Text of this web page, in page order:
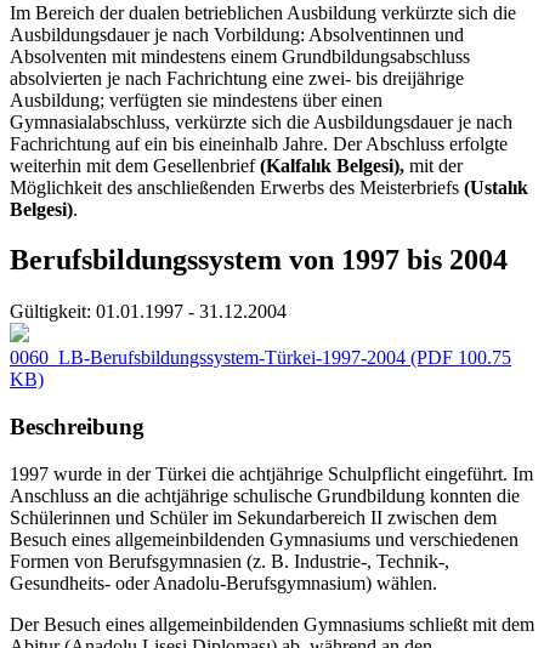
Im Bereich der dualen betrieblichen Ausbildung verkürzte sich die
Ausbildungsdauer je nach Vorbildung: Absolventinnen und
Absolventen mit mindestens einem Grundbildungsabschluss
absolvierten je nach Fachrichtung eine zwei- bis dreijährige
Ausbildung; verfügten sie mindestens über einen
Gymnasialabschluss, verkürzte sich die Ausbildungsdauer je nach
Fachrichtung auf ein bis eineinhalb Jahre. Der Abschluss erfolgte
weiterhin mit dem Gesellenbrief(Kalfalık Belgesi), mit der
Möglichkeit des anschließenden Erwerbs des Meisterbriefs (Ustalık
Belgesi).
Berufsbildungssystem von 1997 bis 2004
Gültigkeit: 01.01.1997 - 31.12.2004
0060_LB-Berufsbildungssystem-Türkei-1997-2004 (PDF 100.75
KB)
Beschreibung
1997 wurde in der Türkei die achtjährige Schulpflicht eingeführt. Im
Anschluss an die achtjährige schulische Grundbildung konnten die
Schülerinnen und Schüler im Sekundarbereich II zwischen dem
Besuch eines allgemeinbildenden Gymnasiums und verschiedenen
Formen von Berufsgymnasien (z. B. Industrie-, Technik-,
Gesundheits- oder Anadolu-Berufsgymnasium) wählen.
Der Besuch eines allgemeinbildenden Gymnasiums schließt mit dem